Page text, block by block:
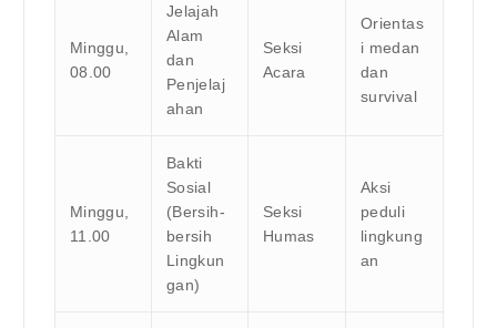
Minggu,
08.00
Jelajah
Alam
dan
Penjelaj
ahan
Seksi
Acara
Orientas
i medan
dan
survival
Minggu,
11.00
Bakti
Sosial
(Bersih-
bersih
Lingkun
gan)
Seksi
Humas
Aksi
peduli
lingkung
an